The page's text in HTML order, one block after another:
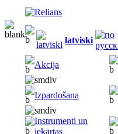
latviski
Akcija
Izpardošana
Instrumenti un
iekārtas